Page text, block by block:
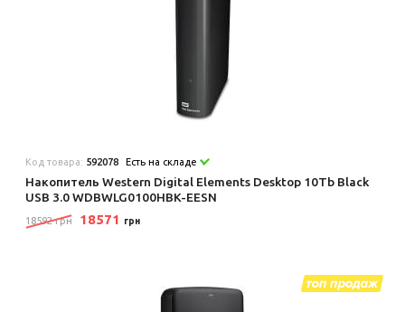
Код товара: 592078 Есть на складе
Накопитель Western Digital Elements Desktop 10Tb Black
USB 3.0 WDBWLG0100HBK-EESN
18592 грн 18571 грн